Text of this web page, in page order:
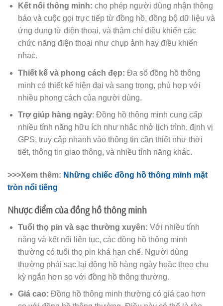
Kết nối thông minh: cho phép người dùng nhận thông
báo và cuộc gọi trực tiếp từ đồng hồ, đồng bộ dữ liệu và
ứng dụng từ điện thoại, và thậm chí điều khiển các
chức năng điện thoại như chụp ảnh hay điều khiển
nhạc.
Thiết kế và phong cách đẹp: Đa số đồng hồ thông
minh có thiết kế hiện đại và sang trọng, phù hợp với
nhiều phong cách của người dùng.
Trợ giúp hàng ngày: Đồng hồ thông minh cung cấp
nhiều tính năng hữu ích như nhắc nhở lịch trình, định vị
GPS, truy cập nhanh vào thông tin cần thiết như thời
tiết, thông tin giao thông, và nhiều tính năng khác.
>>>Xem thêm: Những chiếc đồng hồ thông minh mặt
tròn nổi tiếng
Nhược điểm của đồng hồ thông minh
Tuổi thọ pin và sạc thường xuyên: Với nhiều tính
năng và kết nối liên tục, các đồng hồ thông minh
thường có tuổi thọ pin khá hạn chế. Người dùng
thường phải sạc lại đồng hồ hàng ngày hoặc theo chu
kỳ ngắn hơn so với đồng hồ thông thường.
Giá cao: Đồng hồ thông minh thường có giá cao hơn